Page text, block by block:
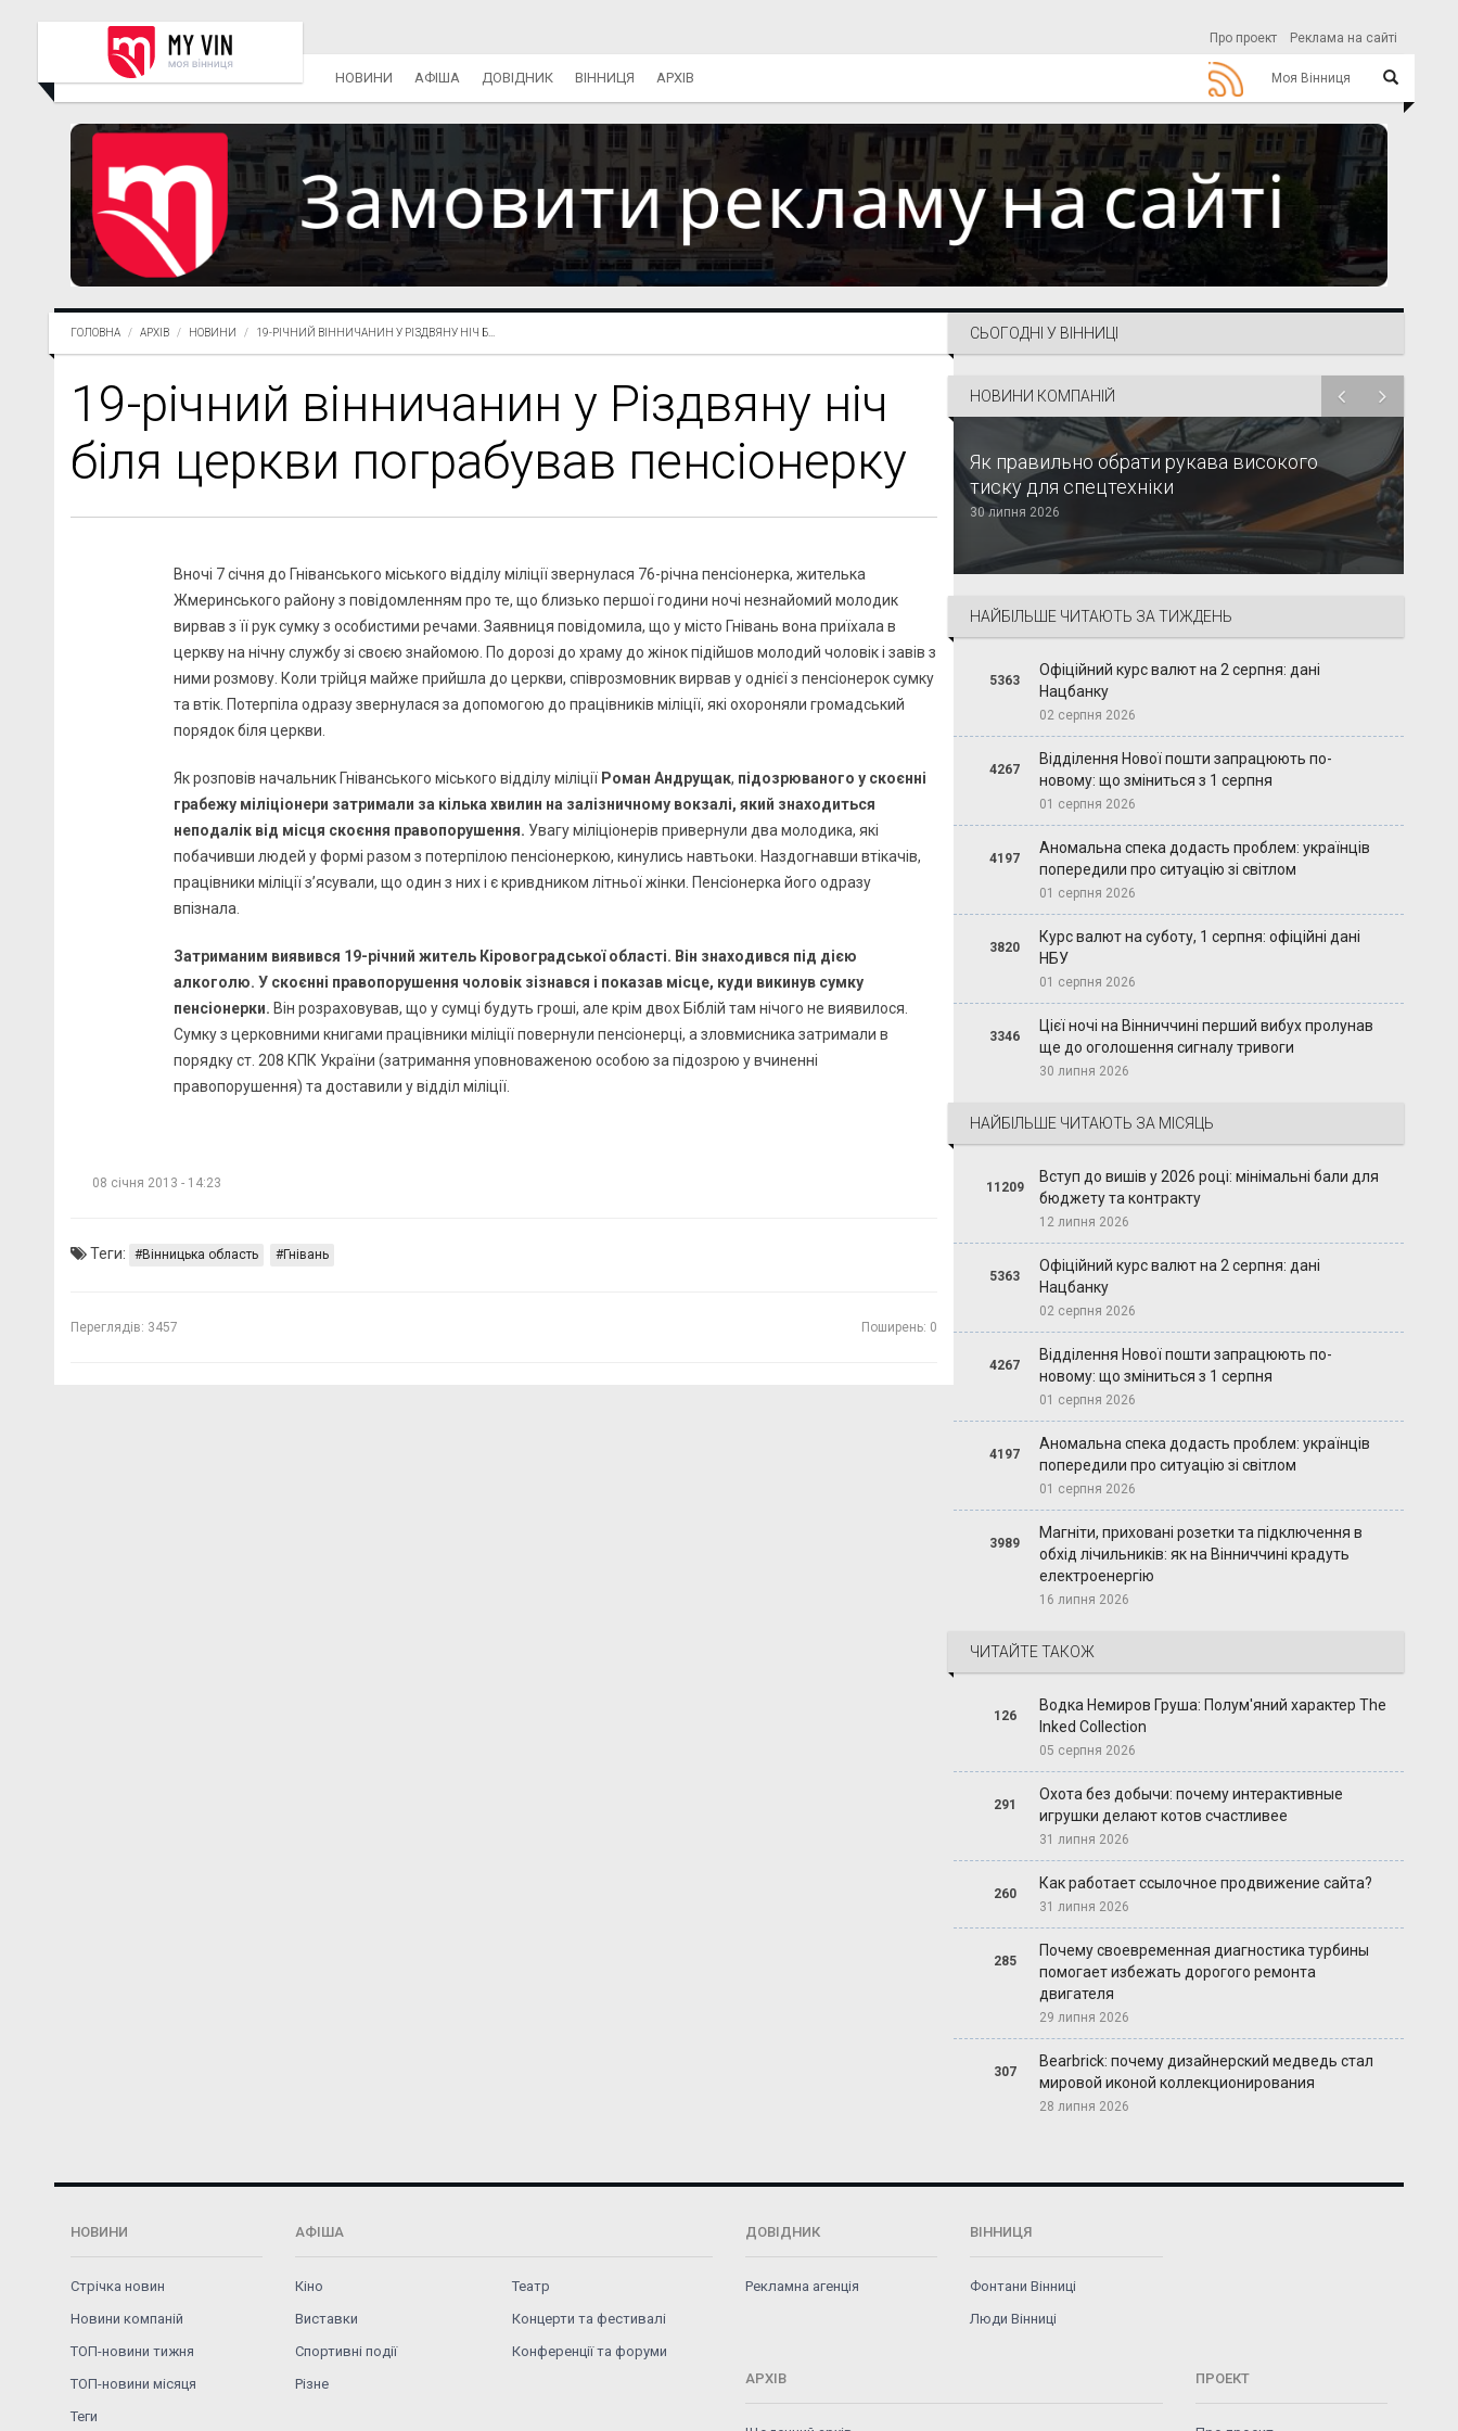
Про проект Реклама на сайті
Моя Вінниця
НОВИНИ АФІША ДОВІДНИК ВІННИЦЯ АРХІВ
ГОЛОВНА АРХІВ НОВИНИ 19-РІЧНИЙ ВІННИЧАНИН У РІЗДВЯНУ НІЧ Б...
19-річний вінничанин у Різдвяну ніч
біля церкви пограбував пенсіонерку
Вночі 7 січня до Гніванського міського відділу міліції звернулася 76-річна пенсіонерка, жителька
Жмеринського району з повідомленням про те, що близько першої години ночі незнайомий молодик
вирвав з її рук сумку з особистими речами. Заявниця повідомила, що у місто Гнівань вона приїхала в
церкву на нічну службу зі своєю знайомою. По дорозі до храму до жінок підійшов молодий чоловік і завів з
ними розмову. Коли трійця майже прийшла до церкви, співрозмовник вирвав у однієї з пенсіонерок сумку
та втік. Потерпіла одразу звернулася за допомогою до працівників міліції, які охороняли громадський
порядок біля церкви.
Як розповів начальник Гніванського міського відділу міліції Роман Андрущак, підозрюваного у скоєнні
грабежу міліціонери затримали за кілька хвилин на залізничному вокзалі, який знаходиться
неподалік від місця скоєння правопорушення. Увагу міліціонерів привернули два молодика, які
побачивши людей у формі разом з потерпілою пенсіонеркою, кинулись навтьоки. Наздогнавши втікачів,
працівники міліції з’ясували, що один з них і є кривдником літньої жінки. Пенсіонерка його одразу
впізнала.
Затриманим виявився 19-річний житель Кіровоградської області. Він знаходився під дією
алкоголю. У скоєнні правопорушення чоловік зізнався і показав місце, куди викинув сумку
пенсіонерки. Він розраховував, що у сумці будуть гроші, але крім двох Біблій там нічого не виявилося.
Сумку з церковними книгами працівники міліції повернули пенсіонерці, а зловмисника затримали в
порядку ст. 208 КПК України (затримання уповноваженою особою за підозрою у вчиненні
правопорушення) та доставили у відділ міліції.
08 січня 2013 - 14:23
Теги: Вінницька область Гнівань
Переглядів: 3457 Поширень: 0
СЬОГОДНІ У ВІННИЦІ
НОВИНИ КОМПАНІЙ
Як правильно обрати рукава високого
тиску для спецтехніки
30 липня 2026
НАЙБІЛЬШЕ ЧИТАЮТЬ ЗА ТИЖДЕНЬ
5363
Офіційний курс валют на 2 серпня: дані
Нацбанку
02 серпня 2026
4267
Відділення Нової пошти запрацюють по-
новому: що зміниться з 1 серпня
01 серпня 2026
4197
Аномальна спека додасть проблем: українців
попередили про ситуацію зі світлом
01 серпня 2026
3820
Курс валют на суботу, 1 серпня: офіційні дані
НБУ
01 серпня 2026
3346
Цієї ночі на Вінниччині перший вибух пролунав
ще до оголошення сигналу тривоги
30 липня 2026
НАЙБІЛЬШЕ ЧИТАЮТЬ ЗА МІСЯЦЬ
11209
Вступ до вишів у 2026 році: мінімальні бали для
бюджету та контракту
12 липня 2026
5363
Офіційний курс валют на 2 серпня: дані
Нацбанку
02 серпня 2026
4267
Відділення Нової пошти запрацюють по-
новому: що зміниться з 1 серпня
01 серпня 2026
4197
Аномальна спека додасть проблем: українців
попередили про ситуацію зі світлом
01 серпня 2026
3989
Магніти, приховані розетки та підключення в
обхід лічильників: як на Вінниччині крадуть
електроенергію
16 липня 2026
ЧИТАЙТЕ ТАКОЖ
126
Водка Немиров Груша: Полум'яний характер The
Inked Collection
05 серпня 2026
291
Охота без добычи: почему интерактивные
игрушки делают котов счастливее
31 липня 2026
260
Как работает ссылочное продвижение сайта?
31 липня 2026
285
Почему своевременная диагностика турбины
помогает избежать дорогого ремонта
двигателя
29 липня 2026
307
Bearbrick: почему дизайнерский медведь стал
мировой иконой коллекционирования
28 липня 2026
НОВИНИ
Стрічка новин
Новини компаній
ТОП-новини тижня
ТОП-новини місяця
Теги
АФІША
Кіно
Театр
Виставки
Концерти та фестивалі
Спортивні події
Конференції та форуми
Різне
ДОВІДНИК
Рекламна агенція
ВІННИЦЯ
Фонтани Вінниці
Люди Вінниці
АРХІВ ПРОЕКТ